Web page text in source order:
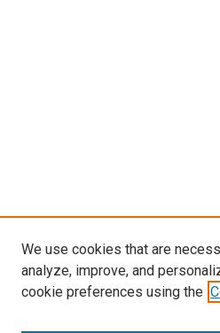
We use cookies that are
analyze, improve, and
cookie preferences using the